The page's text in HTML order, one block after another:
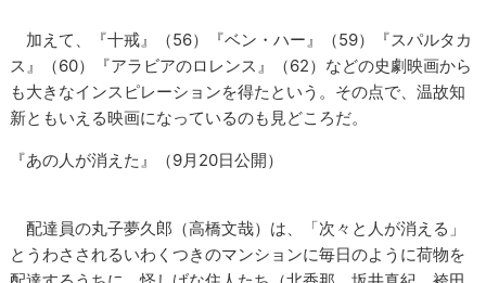
加えて、『十戒』（56）『ベン・ハー』（59）『スパルタカ
ス』（60）『アラビアのロレンス』（62）などの史劇映画から
も大きなインスピレーションを得たという。その点で、温故知
新ともいえる映画になっているのも見どころだ。
『あの人が消えた』（9月20日公開）
配達員の丸子夢久郎（高橋文哉）は、「次々と人が消える」
とうわさされるいわくつきのマンションに毎日のように荷物を